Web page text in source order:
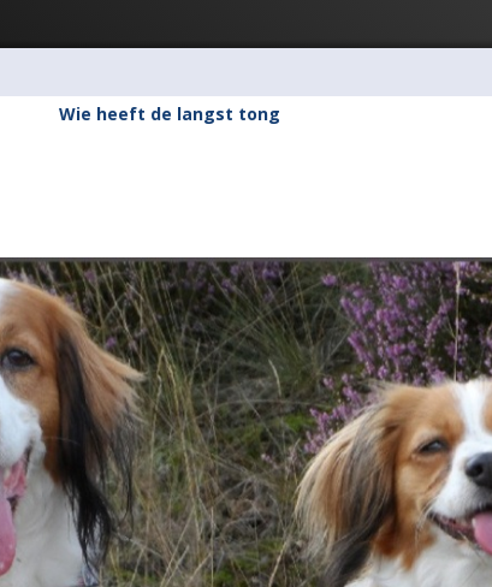
Wie heeft de langst tong